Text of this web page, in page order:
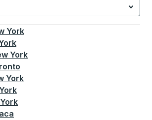
New York.La selección está
York
York
York